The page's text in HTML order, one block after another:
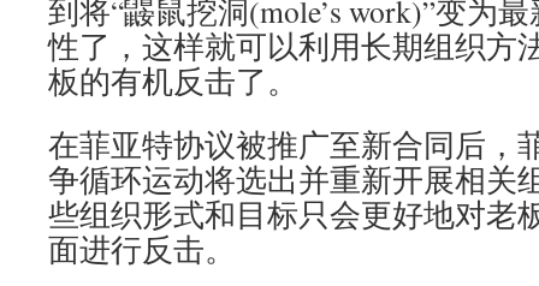
到将“鼹鼠挖洞(mole’s work)”变为
性了，这样就可以利用长期组织方
板的有机反击了。
在菲亚特协议被推广至新合同后，
争循环运动将选出并重新开展相关
些组织形式和目标只会更好地对老
面进行反击。